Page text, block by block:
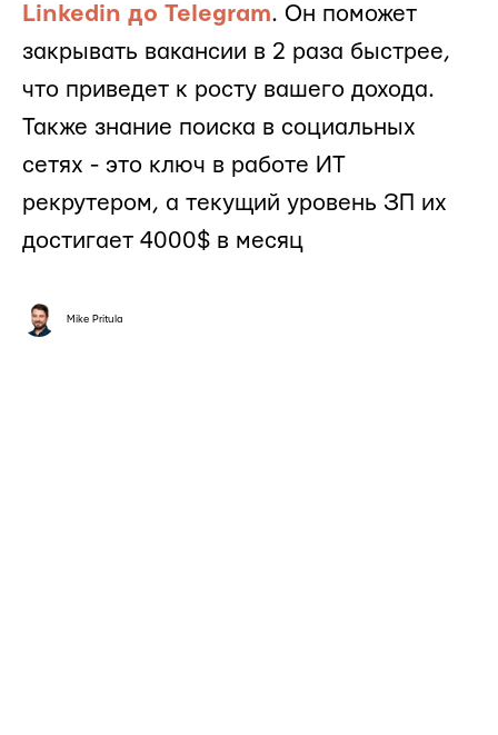
Linkedin до Telegram. Он поможет
закрывать вакансии в 2 раза быстрее,
что приведет к росту вашего дохода.
Также знание поиска в социальных
сетях - это ключ в работе ИТ
рекрутером, а текущий уровень ЗП их
достигает 4000$ в месяц
Mike Pritula